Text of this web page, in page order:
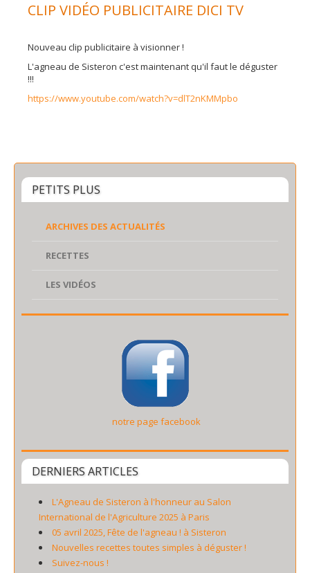
CLIP VIDÉO PUBLICITAIRE DICI TV
Nouveau clip publicitaire à visionner !
L'agneau de Sisteron c'est maintenant qu'il faut le déguster
!!!
https://www.youtube.com/watch?v=dlT2nKMMpbo
PETITS PLUS
ARCHIVES DES ACTUALITÉS
RECETTES
LES VIDÉOS
notre page facebook
DERNIERS ARTICLES
L'Agneau de Sisteron à l'honneur au Salon
International de l'Agriculture 2025 à Paris
05 avril 2025, Fête de l'agneau ! à Sisteron
Nouvelles recettes toutes simples à déguster !
Suivez-nous !